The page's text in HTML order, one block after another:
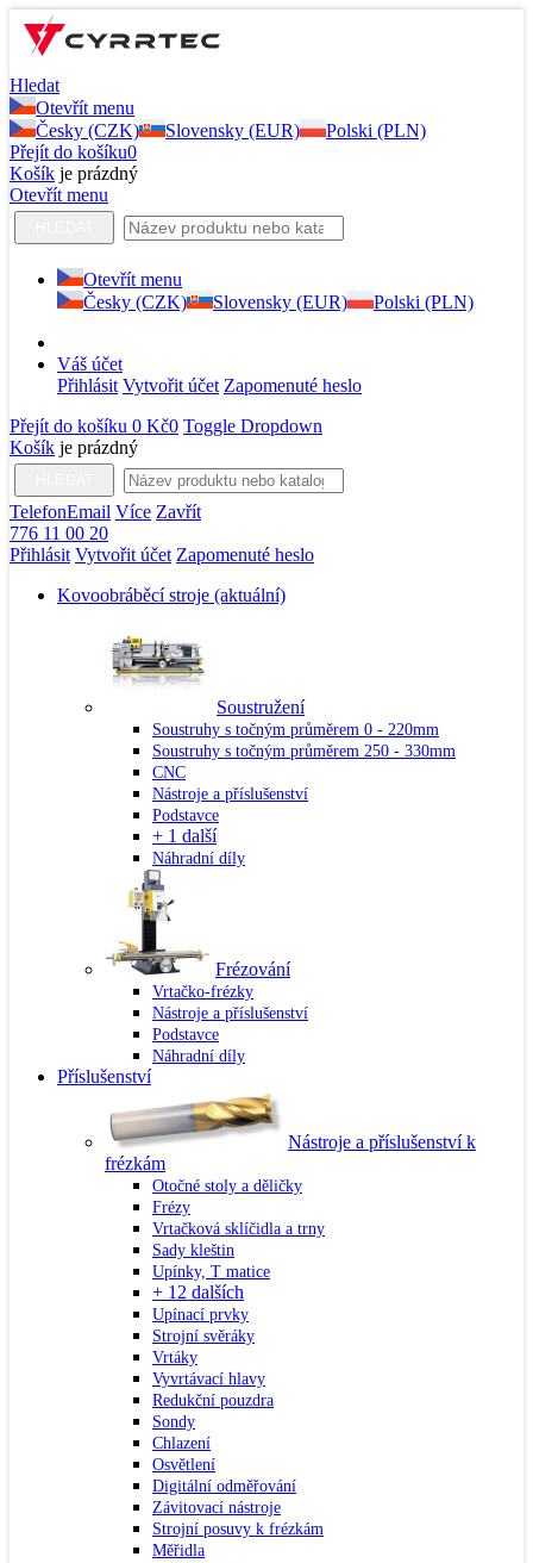
Hledat
Otevřít menu
Česky (CZK)
Slovensky (EUR)
Polski (PLN)
Přejít do košíku0
Košík je prázdný
Otevřít menu
Otevřít menu
Česky (CZK)
Slovensky (EUR) Polski (PLN)
Váš účet
Přihlásit Vytvořit účet Zapomenuté heslo
Přejít do košíku 0 Kč0 Toggle Dropdown
Košík je prázdný
TelefonEmail Více Zavřít
776 11 00 20
Přihlásit Vytvořit účet Zapomenuté heslo
Kovoobráběcí stroje (aktuální)
Soustružení
Soustruhy s točným průměrem 0 - 220mm
Soustruhy s točným průměrem 250 - 330mm
CNC
Nástroje a příslušenství
Podstavce
+ 1 další
Náhradní díly
Frézování
Vrtačko-frézky
Nástroje a příslušenství
Podstavce
Náhradní díly
Příslušenství
Nástroje a příslušenství k
frézkám
Otočné stoly a děličky
Frézy
Vrtačková sklíčidla a trny
Sady kleštin
Upínky, T matice
+ 12 dalších
Upínací prvky
Strojní svěráky
Vrtáky
Vyvrtávací hlavy
Redukční pouzdra
Sondy
Chlazení
Osvětlení
Digitální odměřování
Závitovací nástroje
Strojní posuvy k frézkám
Měřidla